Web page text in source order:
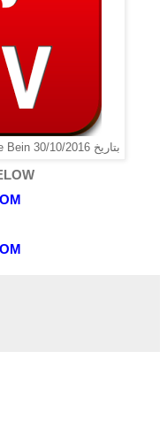
ملف IPTV M3U لباقة ART OSN Nile Bein بتاريخ 30/10/2016